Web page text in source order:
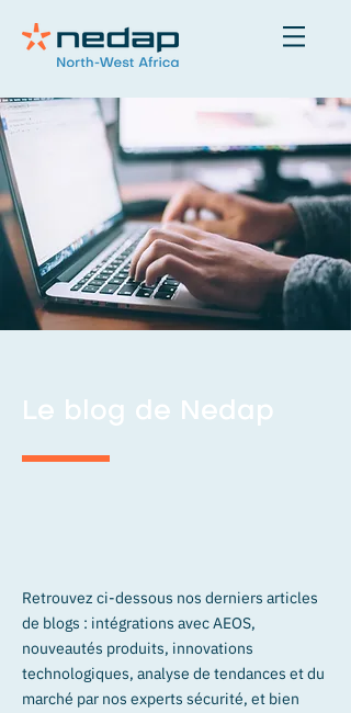
Le blog de Nedap
Retrouvez ci-dessous nos derniers articles
de blogs : intégrations avec AEOS,
nouveautés produits, innovations
technologiques, analyse de tendances et du
marché par nos experts sécurité, et bien